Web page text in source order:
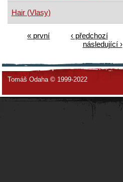
Hair (Vlasy)
« první ‹ předchozí
následující ›
Tomáš Odaha © 1999-2022